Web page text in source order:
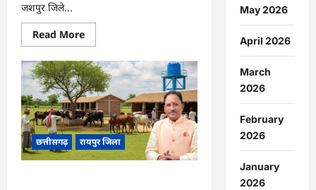
जशपुर जिले...
Read MoreRead
more
CG
:
जशपुर
से
204
श्रद्धालु
प्रभु
रामलला
दर्शन
के
लिए
छत्तीसगढ़ रायपुर जिला
May 2026
April 2026
March
2026
February
2026
January
2026